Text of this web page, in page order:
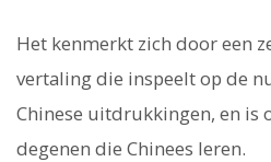
Het kenmerkt zich door een
vertaling die inspeelt op de
Chinese uitdrukkingen, en is
degenen die Chinees leren.